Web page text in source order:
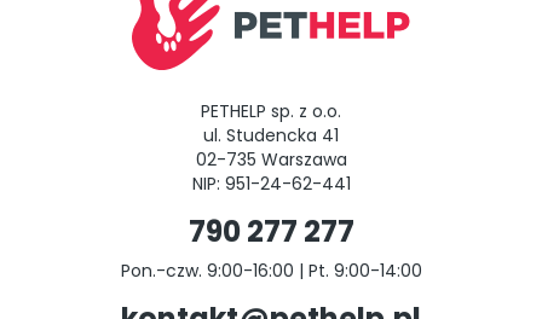
PETHELP sp. z o.o.
ul. Studencka 41
02-735 Warszawa
NIP: 951-24-62-441
790 277 277
Pon.-czw. 9:00-16:00 | Pt. 9:00-14:00